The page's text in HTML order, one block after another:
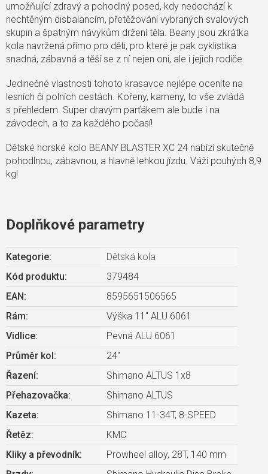
umožňující zdravý a pohodlný posed, kdy nedochází k
nechtěným disbalancím, přetěžování vybraných svalových
skupin a špatným návykům držení těla. Beany jsou zkrátka
kola navržená přímo pro děti, pro které je pak cyklistika
snadná, zábavná a těší se z ní nejen oni, ale i jejich rodiče.
Jedinečné vlastnosti tohoto krasavce nejlépe oceníte na
lesních či polních cestách. Kořeny, kameny, to vše zvládá
s přehledem. Super dravým parťákem ale bude i na
závodech, a to za každého počasí!
Dětské horské kolo BEANY BLASTER XC 24 nabízí skutečně
pohodlnou, zábavnou, a hlavně lehkou jízdu. Váží pouhých 8,9
kg!
Doplňkové parametry
Kategorie:
Dětská kola
Kód produktu:
379484
EAN :
8595651506565
Rám:
Výška 11" ALU 6061
Vidlice:
Pevná ALU 6061
Průměr kol :
24"
Řazení:
Shimano ALTUS 1x8
Přehazovačka:
Shimano ALTUS
Kazeta:
Shimano 11-34T, 8-SPEED
Řetěz:
KMC
Kliky a převodník:
Prowheel alloy, 28T, 140 mm